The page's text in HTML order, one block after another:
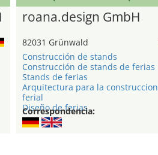
roana.design GmbH
82031 Grünwald
Construcción de stands
Construcción de stands de ferias
Stands de ferias
Arquitectura para la construccion
ferial
Diseño de ferias
Correspondencia: